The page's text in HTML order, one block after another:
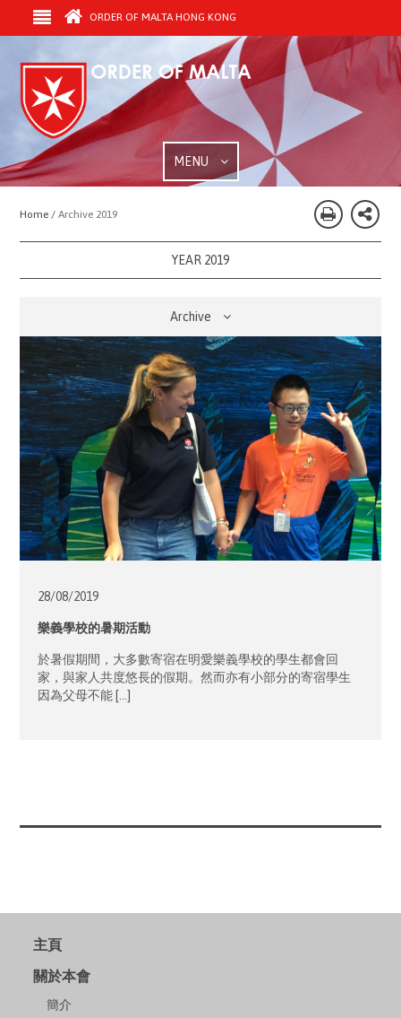
ORDER OF MALTA HONG KONG
MENU
Home / Archive 2019
YEAR 2019
Archive
28/08/2019
樂義學校的暑期活動
於暑假期間，大多數寄宿在明愛樂義學校的學生都會回
家，與家人共度悠長的假期。然而亦有小部分的寄宿學生
因為父母不能 […]
主頁
關於本會
簡介